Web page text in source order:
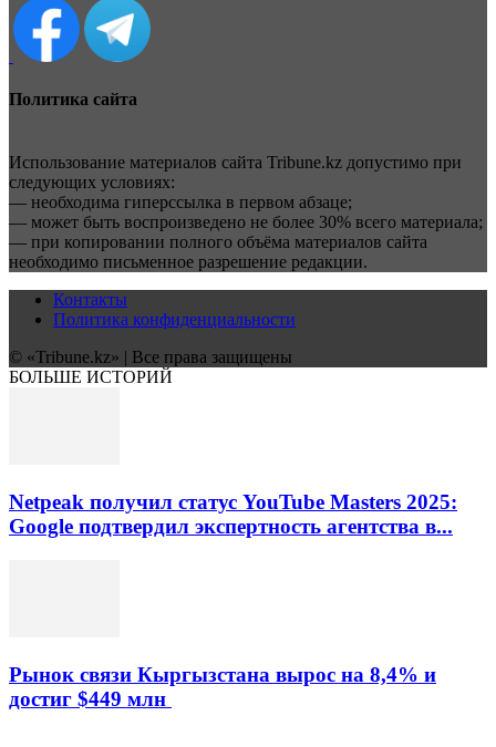
Политика сайта
Использование материалов сайта Tribune.kz допустимо при
следующих условиях:
— необходима гиперссылка в первом абзаце;
— может быть воспроизведено не более 30% всего материала;
— при копировании полного объёма материалов сайта
необходимо письменное разрешение редакции.
Контакты
Политика конфиденциальности
© «Tribune.kz» | Все права защищены
БОЛЬШЕ ИСТОРИЙ
Netpeak получил статус YouTube Masters 2025:
Google подтвердил экспертность агентства в...
Рынок связи Кыргызстана вырос на 8,4% и
достиг $449 млн